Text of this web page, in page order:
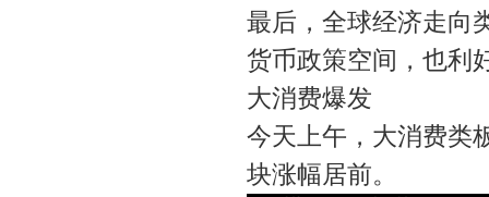
最后，全球经济走向
货币政策空间，也利
大消费爆发
今天上午，大消费类
块涨幅居前。